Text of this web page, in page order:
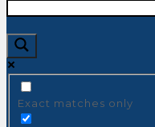
Exact matches only